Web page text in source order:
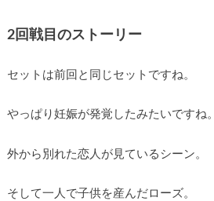
2回戦目のストーリー
セットは前回と同じセットですね。
やっぱり妊娠が発覚したみたいですね。
外から別れた恋人が見ているシーン。
そして一人で子供を産んだローズ。